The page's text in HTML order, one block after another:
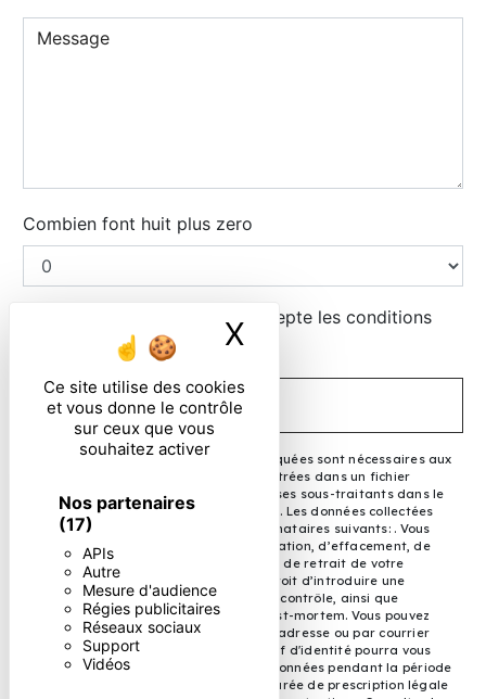
Ce site utilise des cookies
et vous donne le contrôle
sur ceux que vous
souhaitez activer
Nos partenaires
(17)
APIs
Autre
Mesure d'audience
Régies publicitaires
Réseaux sociaux
Support
Vidéos
X Masquer le
Combien font huit plus zero
En cochant cette case, j'accepte les conditions
particulières ci-dessous **
ENVOYER
** Les données personnelles communiquées sont nécessaires aux
fins de vous contacter et sont enregistrées dans un fichier
informatisé. Elles sont destinées à et ses sous-traitants dans le
seul but de répondre à votre message. Les données collectées
seront communiquées aux seuls destinataires suivants: . Vous
disposez de droits d’accès, de rectification, d’effacement, de
portabilité, de limitation, d’opposition, de retrait de votre
consentement à tout moment et du droit d’introduire une
réclamation auprès d’une autorité de contrôle, ainsi que
d’organiser le sort de vos données post-mortem. Vous pouvez
exercer ces droits par voie postale à l'adresse ou par courrier
électronique à l'adresse . Un justificatif d'identité pourra vous
être demandé. Nous conservons vos données pendant la période
de prise de contact puis pendant la durée de prescription légale